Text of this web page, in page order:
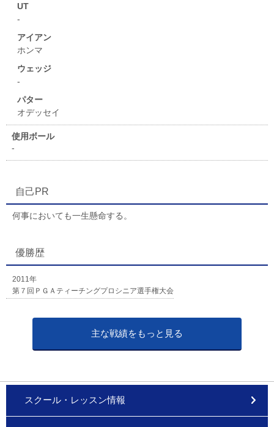
UT
-
アイアン
ホンマ
ウェッジ
-
パター
オデッセイ
使用ボール
-
自己PR
何事においても一生懸命する。
優勝歴
2011年
第７回ＰＧＡティーチングプロシニア選手権大会
主な戦績をもっと見る
スクール・レッスン情報